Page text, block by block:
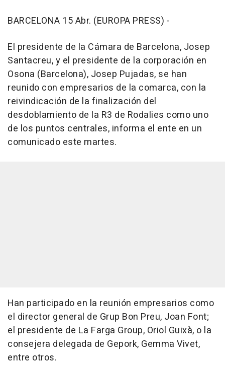
BARCELONA 15 Abr. (EUROPA PRESS) -
El presidente de la Cámara de Barcelona, Josep
Santacreu, y el presidente de la corporación en
Osona (Barcelona), Josep Pujadas, se han
reunido con empresarios de la comarca, con la
reivindicación de la finalización del
desdoblamiento de la R3 de Rodalies como uno
de los puntos centrales, informa el ente en un
comunicado este martes.
Han participado en la reunión empresarios como
el director general de Grup Bon Preu, Joan Font;
el presidente de La Farga Group, Oriol Guixà, o la
consejera delegada de Gepork, Gemma Vivet,
entre otros.